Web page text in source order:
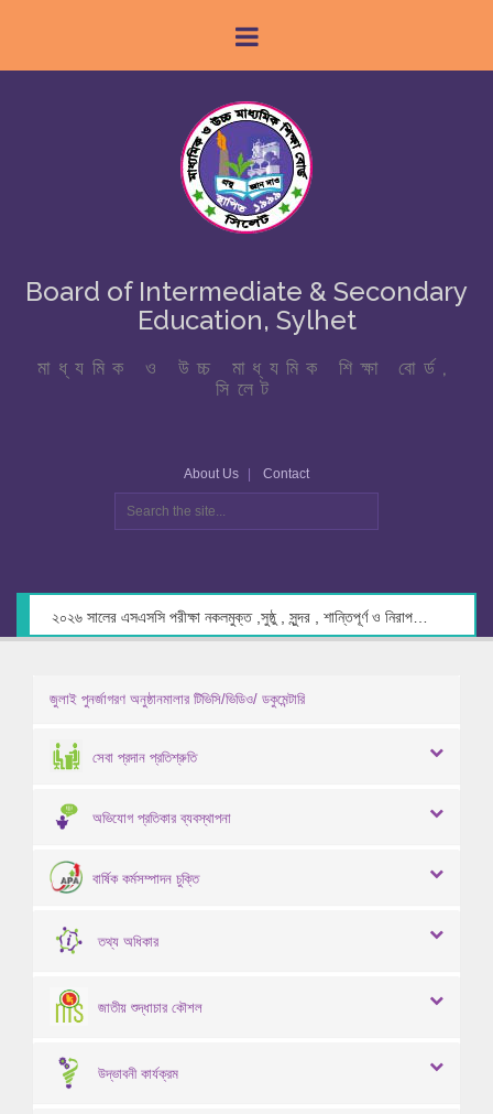
Board of Intermediate & Secondary
Education, Sylhet
মাধ্যমিক ও উচ্চ মাধ্যমিক শিক্ষা বোর্ড,
সিলেট
About Us Contact
জুলাই পুনর্জাগরণ অনুষ্ঠানমালার টিভিসি/ভিডিও/ ডকুমেন্টারি
সেবা প্রদান প্রতিশ্রুতি
অভিযোগ প্রতিকার ব্যবস্থাপনা
বার্ষিক কর্মসম্পাদন চুক্তি
তথ্য অধিকার
জাতীয় শুদ্ধাচার কৌশল
উদ্ভাবনী কার্যক্রম